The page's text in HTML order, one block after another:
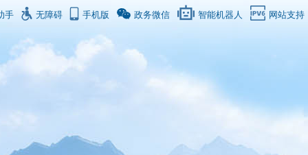
手 无障碍 手机版 政务微信 智能机器人 网站支持